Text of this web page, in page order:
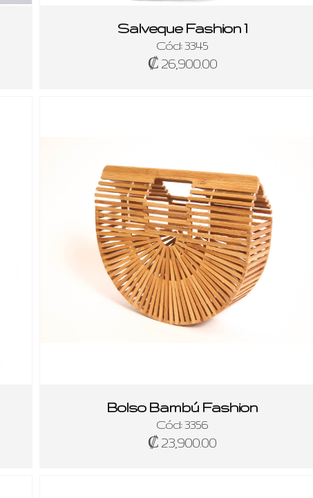
Salveque Fashion 1
Cód: 3345
₡ 26,900.00
Bolso Bambú Fashion
Cód: 3356
₡ 23,900.00